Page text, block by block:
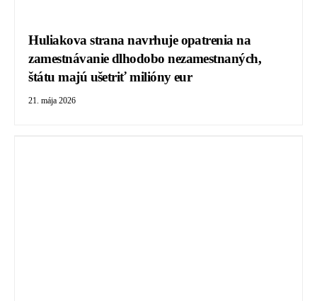
Huliakova strana navrhuje opatrenia na
zamestnávanie dlhodobo nezamestnaných,
štátu majú ušetriť milióny eur
21. mája 2026